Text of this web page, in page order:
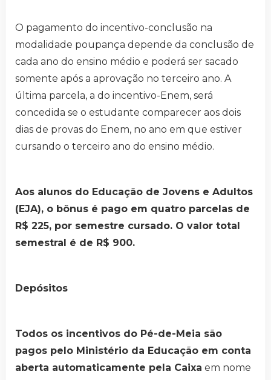
O pagamento do incentivo-conclusão na
modalidade poupança depende da conclusão de
cada ano do ensino médio e poderá ser sacado
somente após a aprovação no terceiro ano. A
última parcela, a do incentivo-Enem, será
concedida se o estudante comparecer aos dois
dias de provas do Enem, no ano em que estiver
cursando o terceiro ano do ensino médio.
Aos alunos do Educação de Jovens e Adultos
(EJA), o bônus é pago em quatro parcelas de
R$ 225, por semestre cursado. O valor total
semestral é de R$ 900.
Depósitos
Todos os incentivos do Pé-de-Meia são
pagos pelo Ministério da Educação em conta
aberta automaticamente pela Caixa em nome